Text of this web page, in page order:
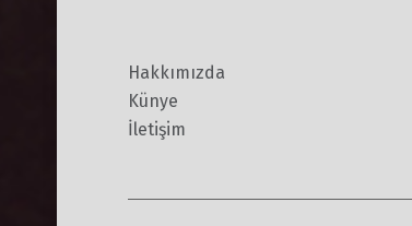
Hakkımızda
Künye
İletişim